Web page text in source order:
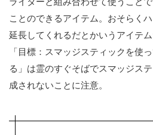
ライターと組み合わせて使うこと
ことのできるアイテム。おそらく
延長してくれるだとかいうアイテム
「目標：スマッジスティックを使
る」は霊のすぐそばでスマッジス
成されないことに注意。